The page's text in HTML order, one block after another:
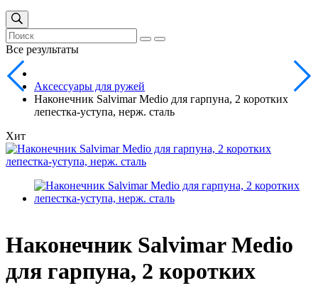
Все результаты
Аксессуары для ружей
Наконечник Salvimar Medio для гарпуна, 2 коротких
лепестка-уступа, нерж. сталь
Хит
Наконечник Salvimar Medio
для гарпуна, 2 коротких